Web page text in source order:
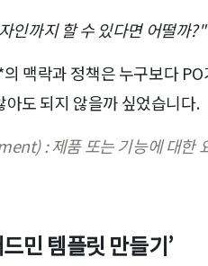
인까지 할 수 있다면 어떨까?"
맥락과 정책은 누구보다
도 되지 않을까 싶었습니다.
: 제품 또는 기능에 대한
민 템플릿 만들기’